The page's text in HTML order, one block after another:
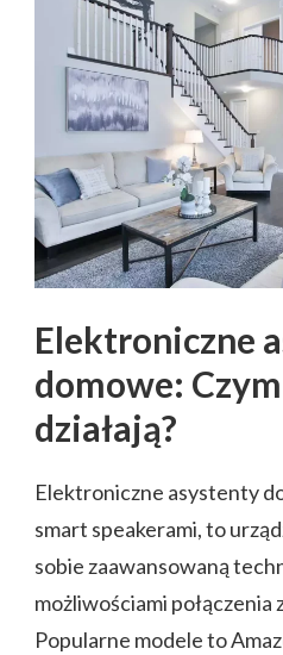
Elektroniczne
domowe:
działają?
Elektroniczne asystenty
smart speakerami, to
sobie zaawansowaną
możliwościami
Popularne modele to